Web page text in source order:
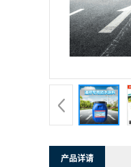
产品详请